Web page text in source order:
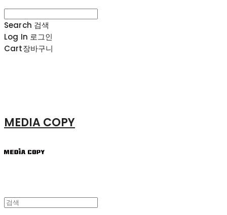
Search 검색
Log In 로그인
Cart장바구니
MEDIA COPY